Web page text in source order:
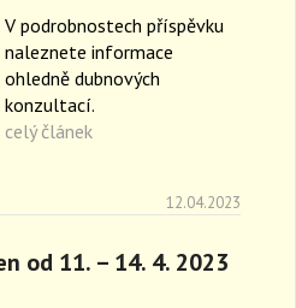
V podrobnostech příspěvku
naleznete informace
ohledně dubnových
konzultací.
celý článek
12.04.2023
od 11. – 14. 4. 2023